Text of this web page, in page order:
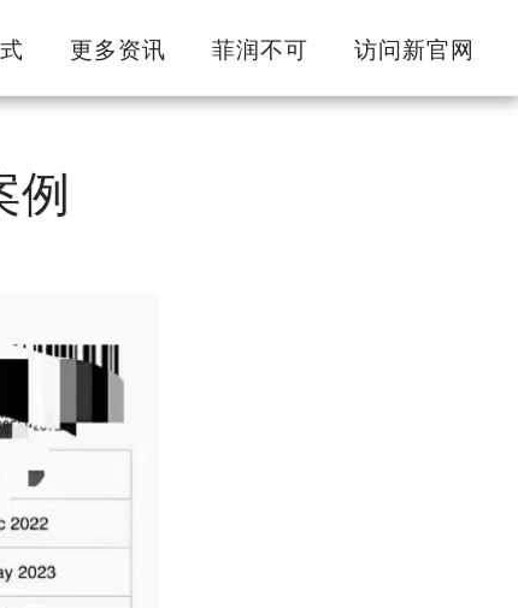
更多资讯 菲润不可 访问新官网
例